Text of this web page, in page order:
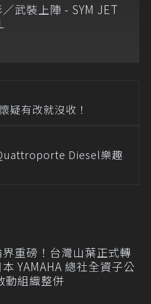
／武裝上陣 - SYM JET
疑有改就沒收！
Diesel樂趣
界重磅！台灣山葉正式轉
YAMAHA 總社全資子公
動組織整併